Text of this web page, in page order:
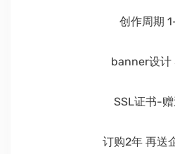
创作周期
banner设计
SSL证书-
订购2年 再送